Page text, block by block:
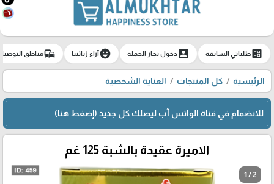
ballotطلباتي السابقة account_boxدخول تجار الجملة emoji_emotionsآراء زبائننا commuteمناطق
الرئيسية كل المنتجات العناية الشخصية
للانضمام في قناة الواتس آب ليصلك كل جديد (إضغط هنا)
الاميرة عقيدة بالشبة 125 غم
1 / 2